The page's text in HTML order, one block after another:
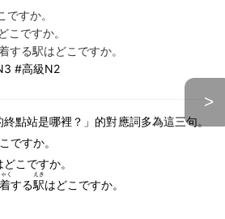
すか。
こですか。
する駅はどこですか。
#高級N2
>
點站是哪裡？」的對應詞多為這三句。
ですか。
どこですか。
く
する駅
えき
はどこですか。